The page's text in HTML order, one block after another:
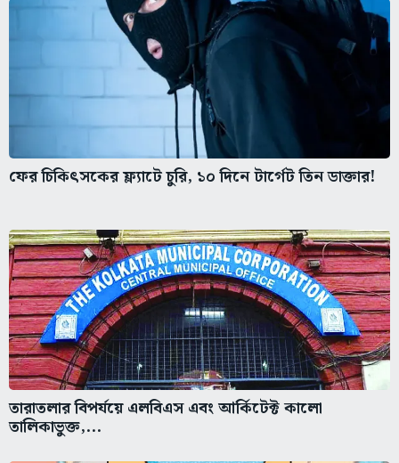
ফের চিকিৎসকের ফ্ল্যাটে চুরি, ১০ দিনে টার্গেট তিন ডাক্তার!
তারাতলার বিপর্যয়ে এলবিএস এবং আর্কিটেক্ট কালো
তালিকাভুক্ত,...